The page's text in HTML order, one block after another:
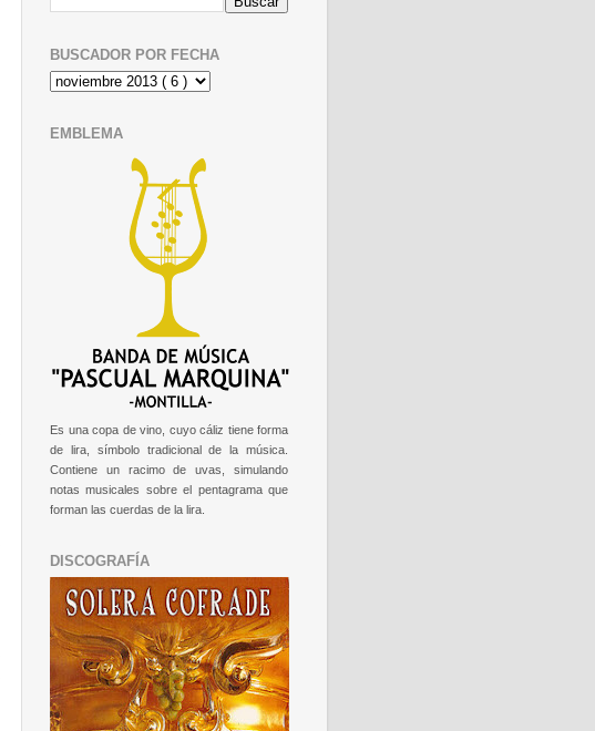
BUSCADOR POR FECHA
EMBLEMA
Es una copa de vino, cuyo cáliz tiene forma
de lira, símbolo tradicional de la música.
Contiene un racimo de uvas, simulando
notas musicales sobre el pentagrama que
forman las cuerdas de la lira.
DISCOGRAFÍA